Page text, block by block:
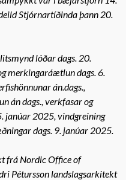
Stjórnartíðinda þann 20.
lóðar dags. 20.
merkingaráætlun dags. 6.
án.dags.,
án dags., verkfasar og
janúar 2025, vindgreining
dags. 9. janúar 2025.
frá Nordic Office of
Pétursson landslagsarkitekt